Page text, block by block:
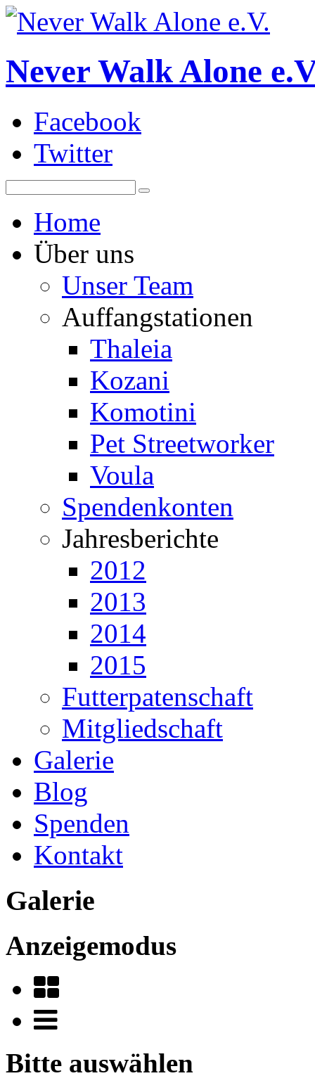
Never Walk Alone
Facebook
Twitter
Home
Über uns
Unser Team
Auffangstationen
Thaleia
Kozani
Komotini
Pet Streetworker
Voula
Spendenkonten
Jahresberichte
2012
2013
2014
2015
Futterpatenschaft
Mitgliedschaft
Galerie
Blog
Spenden
Kontakt
Galerie
Anzeigemodus
Bitte auswählen